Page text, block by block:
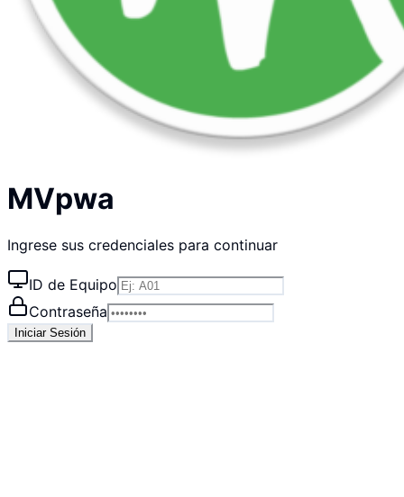
MVpwa
Ingrese sus credenciales para continuar
ID de Equipo
Contraseña
Iniciar Sesión